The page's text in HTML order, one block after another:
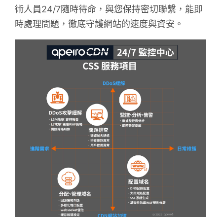
術人員24/7隨時待命，與您保持密切聯繫，能即
時處理問題，徹底守護網站的速度與資安。